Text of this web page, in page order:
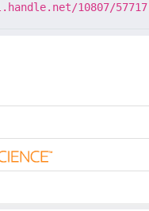
10807/57717